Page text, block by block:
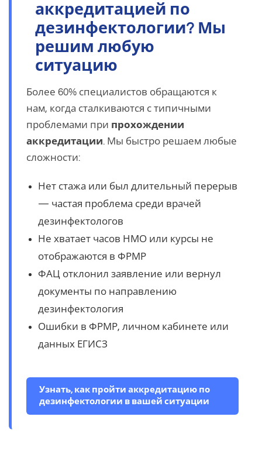
аккредитацией по
дезинфектологии? Мы
решим любую
ситуацию
Более 60% специалистов обращаются к
нам, когда сталкиваются с типичными
проблемами при прохождении
аккредитации. Мы быстро решаем любые
сложности:
Нет стажа или был длительный перерыв
— частая проблема среди врачей
дезинфектологов
Не хватает часов НМО или курсы не
отображаются в ФРМР
ФАЦ отклонил заявление или вернул
документы по направлению
дезинфектология
Ошибки в ФРМР, личном кабинете или
данных ЕГИСЗ
Узнать, как пройти аккредитацию по
дезинфектологии в вашей ситуации